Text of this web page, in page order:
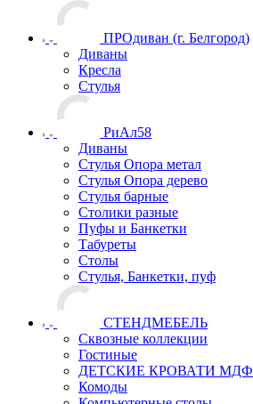
ПРОдиван (г. Белгород)
Диваны
Кресла
Стулья
РиАл58
Диваны
Стулья Опора метал
Стулья Опора дерево
Стулья барные
Столики разные
Пуфы и Банкетки
Табуреты
Столы
Стулья, Банкетки, пуф
СТЕНДМЕБЕЛЬ
Сквозные коллекции
Гостиные
ДЕТСКИЕ КРОВАТИ МДФ
Комоды